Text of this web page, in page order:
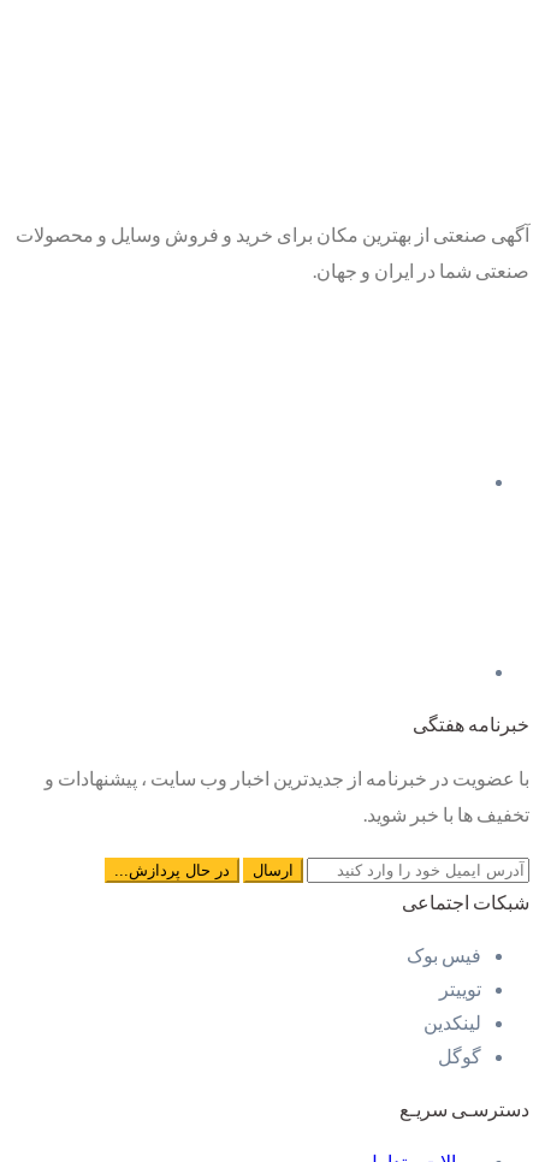
آگهی صنعتی از بهترین مکان برای خرید و فروش وسایل و محصولات
صنعتی شما در ایران و جهان.
خبرنامه هفتگی
با عضویت در خبرنامه از جدیدترین اخبار وب سایت ، پیشنهادات و
تخفیف ها با خبر شوید.
شبکات اجتماعی
فیس بوک
توییتر
لینکدین
گوگل
دسترسـی سریـع